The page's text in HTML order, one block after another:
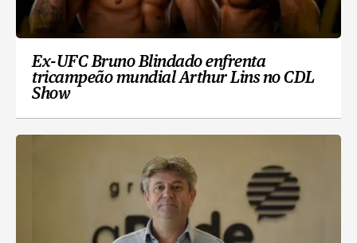
Ex-UFC Bruno Blindado enfrenta
tricampeão mundial Arthur Lins no CDL
Show